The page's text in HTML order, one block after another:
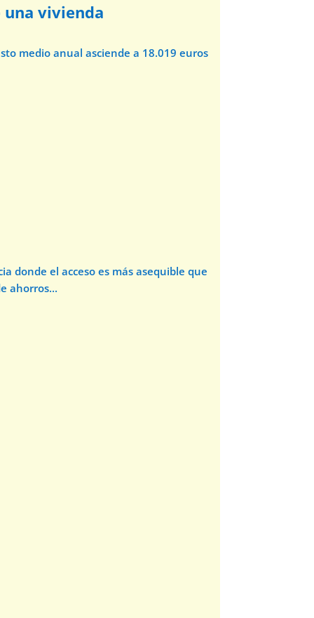
vivienda
medio anual asciende a 18.019 euros
donde el acceso es más asequible que
ahorros...